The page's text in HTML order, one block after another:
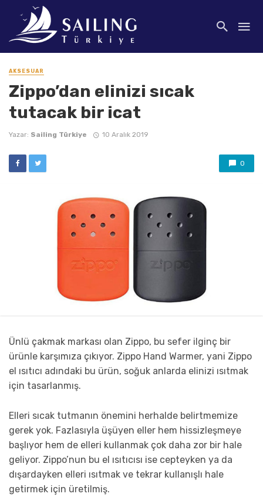
AKSESUAR
Zippo’dan elinizi sıcak
tutacak bir icat
Yazar: Sailing Türkiye 10 Aralık 2019
0
Ünlü çakmak markası olan Zippo, bu sefer ilginç bir
ürünle karşımıza çıkıyor. Zippo Hand Warmer, yani Zippo
el ısıtıcı adındaki bu ürün, soğuk anlarda elinizi ısıtmak
için tasarlanmış.
Elleri sıcak tutmanın önemini herhalde belirtmemize
gerek yok. Fazlasıyla üşüyen eller hem hissizleşmeye
başlıyor hem de elleri kullanmak çok daha zor bir hale
geliyor. Zippo’nun bu el ısıtıcısı ise cepteyken ya da
dışardayken elleri ısıtmak ve tekrar kullanışlı hale
getirmek için üretilmiş.